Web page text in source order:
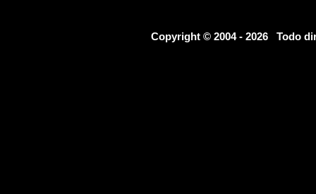
Copyright © 2004 - 2026 Todo